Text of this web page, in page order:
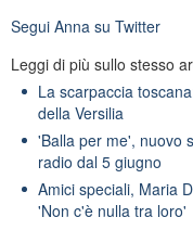
Segui Anna su Twitter
Leggi di più sullo stesso
La scarpaccia
della Versilia
'Balla per me', nuovo
radio dal 5 giugno
Amici speciali, Maria
'Non c'è nulla tra loro'